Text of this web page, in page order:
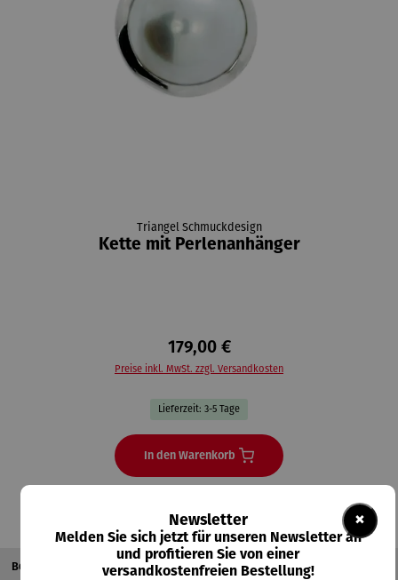
Triangel Schmuckdesign
Kette mit Perlenanhänger
179,00 €
Preise inkl. MwSt. zzgl. Versandkosten
Lieferzeit: 3-5 Tage
In den Warenkorb
Beschreibung
×
Newsletter
Melden Sie sich jetzt für unseren Newsletter an
und profitieren Sie von einer
versandkostenfreien Bestellung!